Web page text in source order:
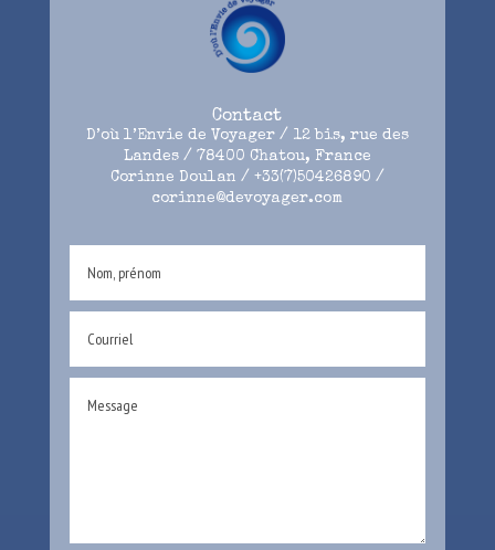
Contact
D’où l’Envie de Voyager / 12 bis, rue des
Landes / 78400 Chatou, France
Corinne Doulan / +33(7)50426890 /
corinne@devoyager.com